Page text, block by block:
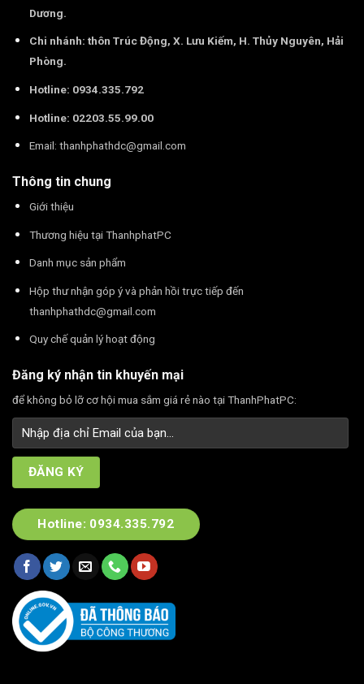
Dương.
Chi nhánh: thôn Trúc Động, X. Lưu Kiếm, H. Thủy Nguyên, Hải
Phòng.
Hotline: 0934.335.792
Hotline: 02203.55.99.00
Email: thanhphathdc@gmail.com
Thông tin chung
Giới thiệu
Thương hiệu tại ThanhphatPC
Danh mục sản phẩm
Hộp thư nhận góp ý và phản hồi trực tiếp đến
thanhphathdc@gmail.com
Quy chế quản lý hoạt động
Đăng ký nhận tin khuyến mại
để không bỏ lỡ cơ hội mua sắm giá rẻ nào tại ThanhPhatPC:
Hotline: 0934.335.792